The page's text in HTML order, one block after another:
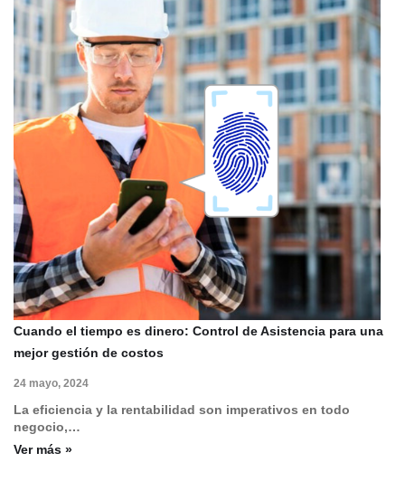
Cuando el tiempo es dinero: Control de Asistencia para una
mejor gestión de costos
24 mayo, 2024
La eficiencia y la rentabilidad son imperativos en todo
negocio,…
Ver más »